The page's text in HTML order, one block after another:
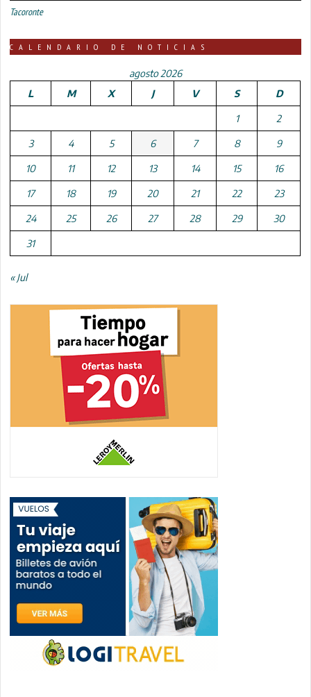
Tacoronte
CALENDARIO DE NOTICIAS
agosto 2026
L
M X J V S D
1 2
3 4 5 6 7 8 9
10 11 12 13 14 15 16
17 18 19 20 21 22 23
24 25 26 27 28 29 30
31
« Jul